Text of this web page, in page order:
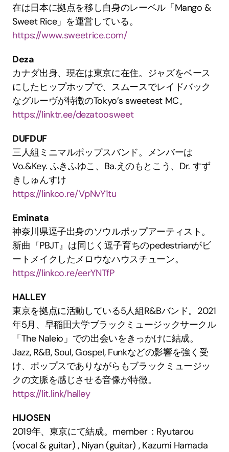
在は日本に拠点を移し自身のレーベル「Mango &
Sweet Rice」を運営している。
https://www.sweetrice.com/
Deza
カナダ出身、現在は東京に在住。ジャズをベース
にしたヒップホップで、スムースでレイドバック
なグルーヴが特徴のTokyo’s sweetest MC。
https://linktr.ee/dezatoosweet
DUFDUF
三人組ミニマルポップスバンド。メンバーは
Vo.&Key. ふきふゆこ、Ba.えのもとこう、Dr. すず
きしゅんすけ
https://linkco.re/VpNvY1tu
Eminata
神奈川県逗子出身のソウルポップアーティスト。
新曲『PBJT』は同じく逗子育ちのpedestrianがビ
ートメイクしたメロウなハウスチューン。
https://linkco.re/eerYNTfP
HALLEY
東京を拠点に活動している5人組R&Bバンド。2021
年5月、早稲田大学ブラックミュージックサークル
「The Naleio」での出会いをきっかけに結成。
Jazz, R&B, Soul, Gospel, Funkなどの影響を強く受
け、ポップスでありながらもブラックミュージッ
クの文脈を感じさせる音像が特徴。
https://lit.link/halley
HIJOSEN
2019年、東京にて結成。member  : Ryutarou
(vocal & guitar) , Niyan (guitar) , Kazumi Hamada